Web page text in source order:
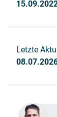
Letzte